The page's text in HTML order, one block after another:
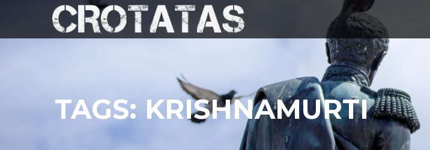
TAGS: KRISHNAMURTI